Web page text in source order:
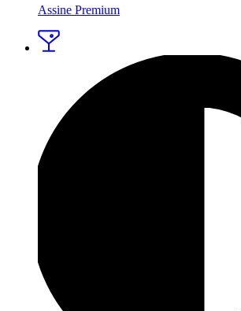
Assine Premium